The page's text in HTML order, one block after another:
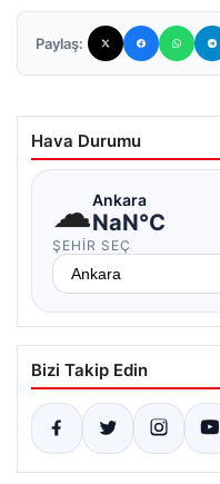
Paylaş:
Hava Durumu
☁Ankara
NaN°C
ŞEHIR SEÇ
Bizi Takip Edin